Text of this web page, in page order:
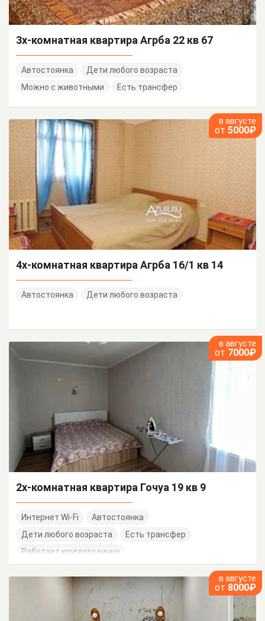
3х-комнатная квартира Агрба 22 кв 67
Автостоянка
Дети любого возраста
Можно с животными
Есть трансфер
в августе
от 5000₽
4х-комнатная квартира Агрба 16/1 кв 14
Автостоянка Дети любого возраста
в августе
от 7000₽
2х-комнатная квартира Гочуа 19 кв 9
Интернет Wi-Fi
Автостоянка
Дети любого возраста
Есть трансфер
Работает круглогодично
в августе
от 8000₽